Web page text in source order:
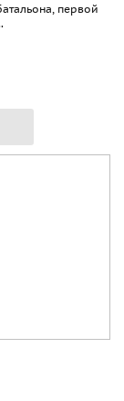
первой